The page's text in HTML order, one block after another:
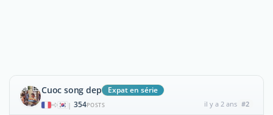
Cuoc song dep Expat en série
| 354POSTS il y a 2 ans #2